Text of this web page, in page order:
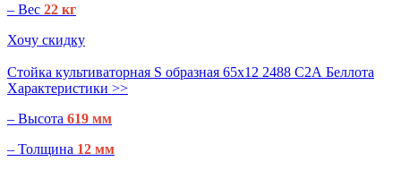
– Вес 22 кг
Хочу скидку
Стойка культиваторная S образная 65х12 2488 С2А Беллота
Характеристики >>
– Высота 619 мм
– Толщина 12 мм